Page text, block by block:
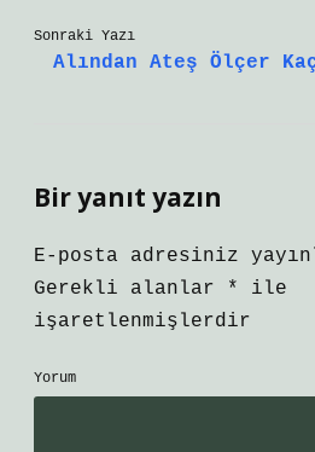
Sonraki Yazı
Alından Ateş Ölçer
Bir yanıt yazın
E-posta adresiniz
Gerekli alanlar
*
ile
işaretlenmişlerdir
Yorum